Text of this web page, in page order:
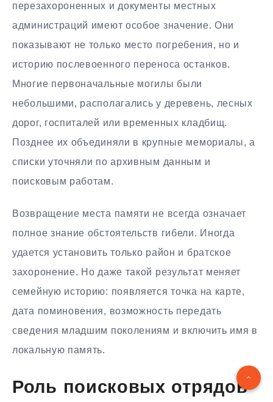
перезахороненных и документы местных
администраций имеют особое значение. Они
показывают не только место погребения, но и
историю послевоенного переноса останков.
Многие первоначальные могилы были
небольшими, располагались у деревень, лесных
дорог, госпиталей или временных кладбищ.
Позднее их объединяли в крупные мемориалы, а
списки уточняли по архивным данным и
поисковым работам.
Возвращение места памяти не всегда означает
полное знание обстоятельств гибели. Иногда
удается установить только район и братское
захоронение. Но даже такой результат меняет
семейную историю: появляется точка на карте,
дата поминовения, возможность передать
сведения младшим поколениям и включить имя в
локальную память.
Роль поисковых отрядов